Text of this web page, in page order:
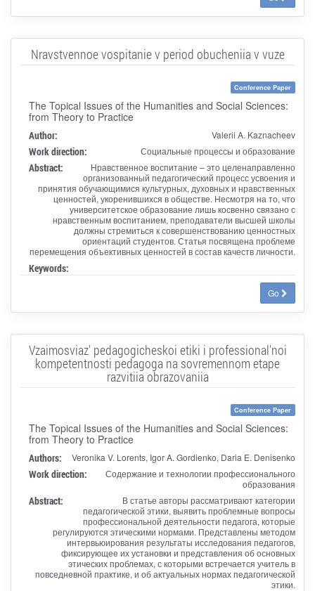
Nravstvennoe vospitanie v period obucheniia v vuze
Conference Paper
The Topical Issues of the Humanities and Social Sciences:
from Theory to Practice
Author: Valerii A. Kaznacheev
Work direction: Социальные процессы и образование
Abstract:
Нравственное воспитание – это целенаправленно
организованный педагогический процесс усвоения и
принятия обучающимися культурных, духовных и нравственных
ценностей, укоренившихся в обществе. Несмотря на то, что
университетское образование лишь косвенно связано с
нравственным воспитанием, преподаватели высшей школы
должны стремиться к совершенствованию ценностных
ориентаций студентов. Статья посвящена проблеме
перемещения объективных ценностей в состав качеств личности.
Keywords:
Go
Vzaimosviaz' pedagogicheskoi etiki i professional'noi
kompetentnosti pedagoga na sovremennom etape
razvitiia obrazovaniia
Conference Paper
The Topical Issues of the Humanities and Social Sciences:
from Theory to Practice
Authors: Veronika V. Lorents, Igor A. Gordienko, Daria E. Denisenko
Work direction:
Содержание и технологии профессионального
образования
Abstract:
В статье авторы рассматривают категории
педагогической этики, выявить проблемные вопросы
профессиональной деятельности педагога, которые
регулируются этическими нормами. Представлены методом
интервьюирования результаты исследования педагогов,
фиксирующее их установки и представления об основных
этических проблемах, с которыми встречается учитель в
повседневной практике, и об актуальных нормах педагогической
этики.